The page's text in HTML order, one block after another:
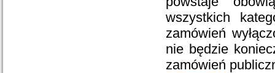
wszystkich
zamówień
nie będzie
zamówień